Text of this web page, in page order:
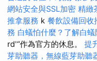
網站安全與SSL加密 精緻
推拿服務 k 餐飲設備回收
務 白蟻怕什麼？了解白
rd'“作為官方的休息。 提
芽助聽器，無線藍芽助聽